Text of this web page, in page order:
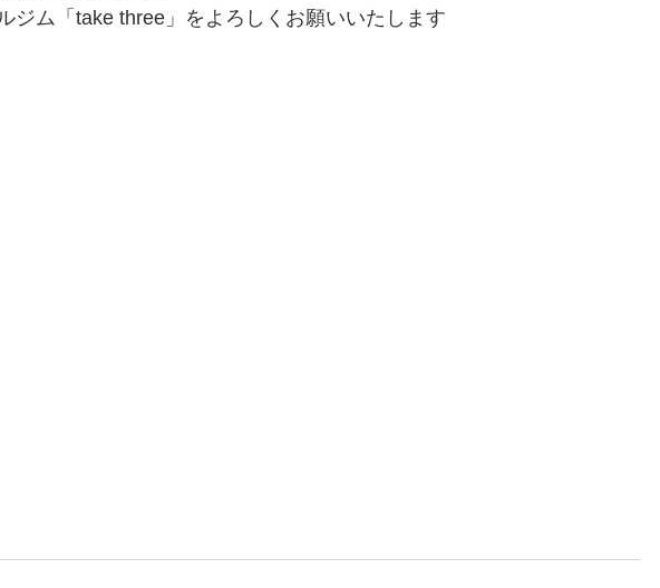
ジム「take three」をよろしくお願いいたします